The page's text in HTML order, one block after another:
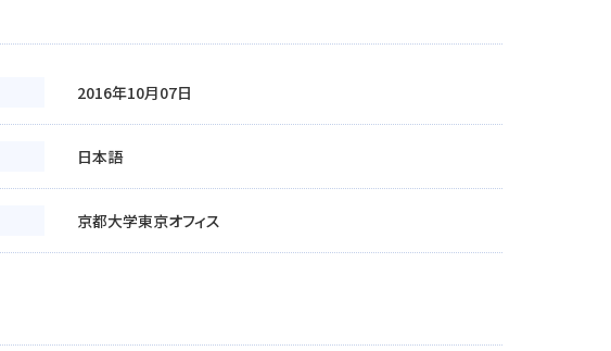
2016年10月07日
日本語
京都大学東京オフィス